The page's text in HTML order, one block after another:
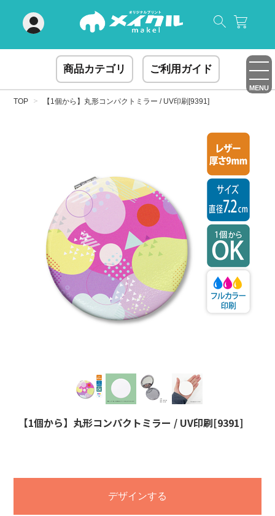
商品カテゴリ ご利用ガイド
MENU
TOP 【1個から】丸形コンパクトミラー / UV印刷[9391]
【1個から】丸形コンパクトミラー / UV印刷[9391]
デザインする